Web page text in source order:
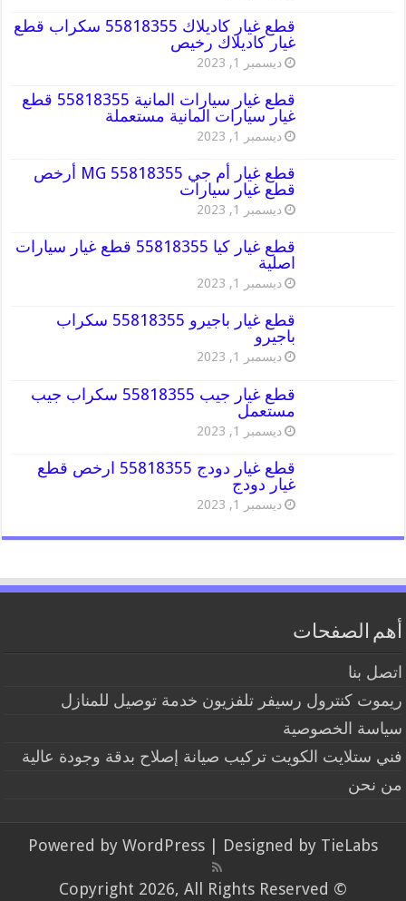
قطع غيار كاديلاك 55818355 سكراب قطع
غيار كاديلاك رخيص
ديسمبر 1, 2023
قطع غيار سيارات المانية 55818355 قطع
غيار سيارات المانية مستعملة
ديسمبر 1, 2023
قطع غيار أم جي MG 55818355 أرخص
قطع غيار سيارات
ديسمبر 1, 2023
قطع غيار كيا 55818355 قطع غيار سيارات
اصلية
ديسمبر 1, 2023
قطع غيار باجيرو 55818355 سكراب
باجيرو
ديسمبر 1, 2023
قطع غيار جيب 55818355 سكراب جيب
مستعمل
ديسمبر 1, 2023
قطع غيار دودج 55818355 ارخص قطع
غيار دودج
ديسمبر 1, 2023
أهم الصفحات
اتصل بنا
ريموت كنترول رسيفر تلفزيون خدمة توصيل للمنازل
سياسة الخصوصية
فني ستلايت الكويت تركيب صيانة إصلاح بدقة وجودة عالية
من نحن
Powered by WordPress | Designed by TieLabs
© Copyright 2026, All Rights Reserved